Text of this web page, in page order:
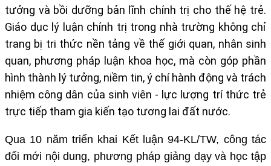
tưởng và bồi dưỡng bản lĩnh chính trị cho thế hệ trẻ.
Giáo dục lý luận chính trị trong nhà trường không chỉ
trang bị tri thức nền tảng về thế giới quan, nhân sinh
quan, phương pháp luận khoa học, mà còn góp phần
hình thành lý tưởng, niềm tin, ý chí hành động và trách
nhiệm công dân của sinh viên - lực lượng trí thức trẻ
trực tiếp tham gia kiến tạo tương lai đất nước.
Qua 10 năm triển khai Kết luận 94-KL/TW, công tác
đổi mới nội dung, phương pháp giảng dạy và học tập